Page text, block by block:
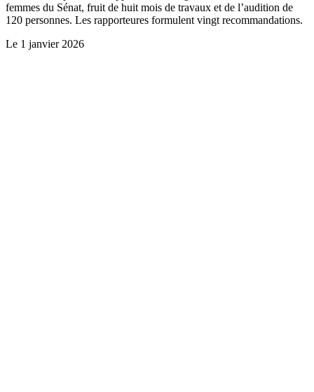
femmes du Sénat, fruit de huit mois de travaux et de l’audition de
120 personnes. Les rapporteures formulent vingt recommandations.
Le 1 janvier 2026